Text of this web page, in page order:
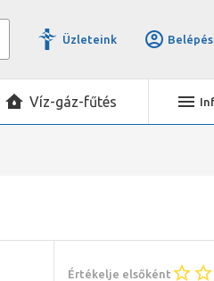
Üzleteink Belépés
Víz-gáz-fűtés
Értékelje elsőként